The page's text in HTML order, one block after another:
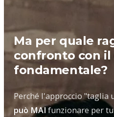
Ma per quale
confronto con il
fondamentale?
Perché l'approccio "taglia
può MAIfunzionare per